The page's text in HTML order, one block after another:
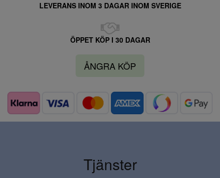
LEVERANS INOM 3 DAGAR INOM SVERIGE
ÖPPET KÖP I 30 DAGAR
ÅNGRA KÖP
Tjänster